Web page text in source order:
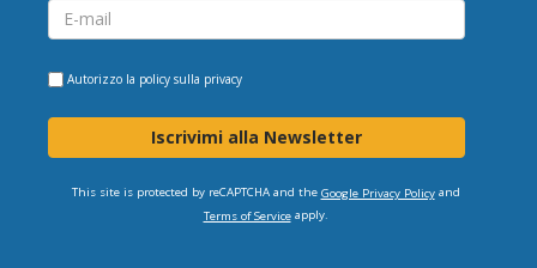
Autorizzo la policy sulla privacy
Iscrivimi alla Newsletter
This site is protected by reCAPTCHA and the Google Privacy Policyand
Terms of Serviceapply.